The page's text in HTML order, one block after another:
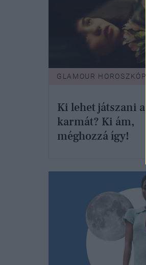
GLAMOUR HOROSZKÓP
Ki lehet játszani a
karmát? Ki ám,
méghozzá így!